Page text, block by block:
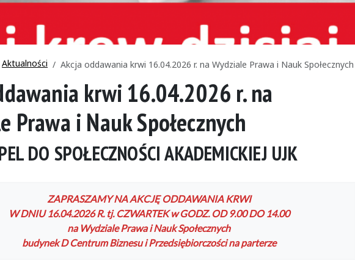
Aktualności Akcja oddawania krwi 16.04.2026 r. na Wydziale Prawa i Nauk Społecznych
krwi 16.04.2026 r. na
Prawa i Nauk Społecznych
DO SPOŁECZNOŚCI AKADEMICKIEJ UJK
ZAPRASZAMY NA AKCJĘ ODDAWANIA KRWI
W DNIU 16.04.2026 R. tj. CZWARTEK w GODZ. OD 9.00 DO 14.00
na Wydziale Prawa i Nauk Społecznych
budynek D Centrum Biznesu i Przedsiębiorczości na parterze